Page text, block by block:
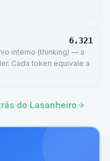
6,321
interno (thinking) — a
Cada token equivale a
do Lasanheiro